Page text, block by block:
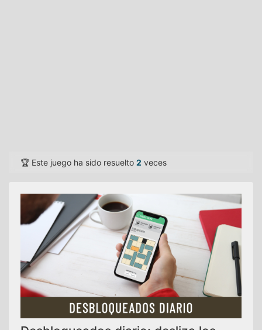
🏆 Este juego ha sido resuelto 2 veces